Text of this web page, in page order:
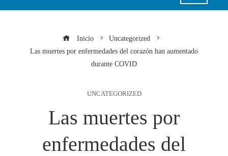
Inicio
Uncategorized
Las muertes por enfermedades del corazón han aumentado
durante COVID
UNCATEGORIZED
Las muertes por
enfermedades del